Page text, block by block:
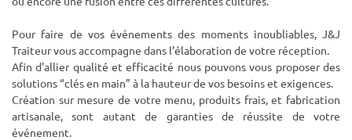
Pour faire de vos événements des moments inoubliables, J&J
Traiteur vous accompagne dans l’élaboration de votre réception.
Afin d'allier qualité et efficacité nous pouvons vous proposer des
solutions “clés en main” à la hauteur de vos besoins et exigences.
Création sur mesure de votre menu, produits frais, et fabrication
artisanale, sont autant de garanties de réussite de votre
événement.